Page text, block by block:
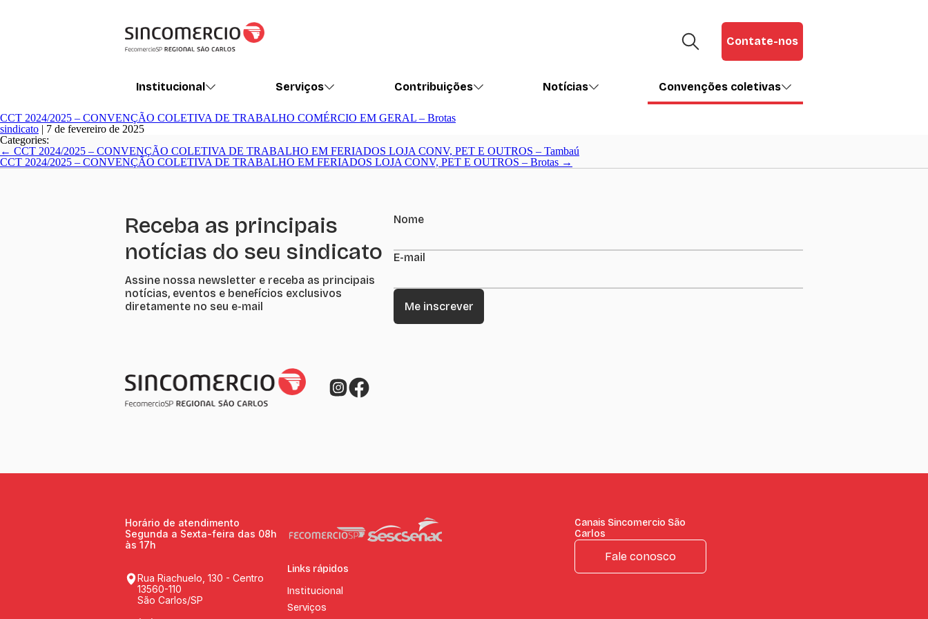
Contate-nos
Institucional Serviços Contribuições Notícias Convenções coletivas
CCT 2024/2025 – CONVENÇÃO COLETIVA DE TRABALHO COMÉRCIO EM GERAL – Brotas
sindicato | 7 de fevereiro de 2025
Categories:
Navegação
de
Post
← CCT 2024/2025 – CONVENÇÃO COLETIVA DE TRABALHO EM FERIADOS LOJA CONV, PET E OUTROS – Tambaú
CCT 2024/2025 – CONVENÇÃO COLETIVA DE TRABALHO EM FERIADOS LOJA CONV, PET E OUTROS – Brotas →
Receba as principais
notícias do seu sindicato
Assine nossa newsletter e receba as principais
notícias, eventos e benefícios exclusivos
diretamente no seu e-mail
Nome
E-mail
Horário de atendimento
Segunda a Sexta-feira das 08h
às 17h
Rua Riachuelo, 130 - Centro
13560-110
São Carlos/SP
Links rápidos
Institucional
Serviços
Canais Sincomercio São
Carlos
Fale conosco